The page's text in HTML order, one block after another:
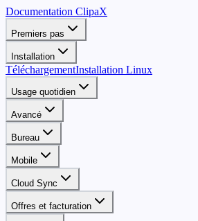
Documentation ClipaX
Premiers pas
Installation
TéléchargementInstallation Linux
Usage quotidien
Avancé
Bureau
Mobile
Cloud Sync
Offres et facturation